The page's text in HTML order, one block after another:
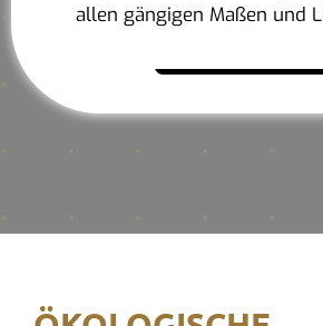
allen gängigen Maßen und